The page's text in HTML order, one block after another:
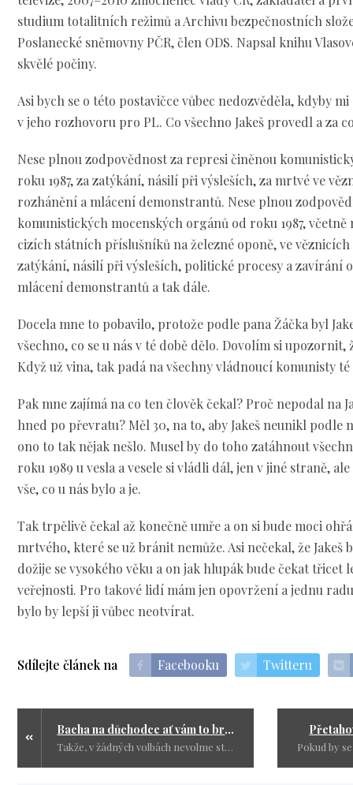
studium totalitních režimů a Archivu bezpečnostních
Poslanecké sněmovny PČR, člen ODS. Napsal knihu
skvělé počiny.
Asi bych se o této postavičce vůbec nedozvěděla, kdyby
v jeho rozhovoru pro PL. Co všechno Jakeš provedl a za
Nese plnou zodpovědnost za represi činěnou
roku 1987, za zatýkání, násilí při výsleších, za mrtvé ve
rozhánění a mlácení demonstrantů. Nese plnou
komunistických mocenských orgánů od roku 1987, včetně
cizích státních příslušníků na železné oponě, ve
zatýkání, násilí při výsleších, politické procesy a zavírání
mlácení demonstrantů a tak dále.
Docela mne to pobavilo, protože podle pana Žáčka byl
všechno, co se u nás v té době dělo. Dovolím si
Když už vina, tak padá na všechny vládnoucí komunisty té
Pak mne zajímá na co ten člověk čekal? Proč nepodal na
hned po převratu? Měl 30, na to, aby Jakeš neunikl podle
ono to tak nějak nešlo. Musel by do toho zatáhnout
roku 1989 u vesla a vesele si vládli dál, jen v jiné straně,
vše, co u nás bylo a je.
Tak trpělivě čekal až konečně umře a on si bude moci
mrtvého, které se už bránit nemůže. Asi nečekal, že
dožije se vysokého věku a on jak hlupák bude čekat třicet
veřejnosti. Pro takové lidí mám jen opovržení a jednu
bylo by lepší ji vůbec neotvírat.
Sdílejte článek na Facebooku Twitteru
Bacha na důchodce ať vám to brzo nevytmaví
Takže, v žádných volbách nevolme stranu, která se 25 let ve vládách podílela na devastaci naší vlasti. ODS, ČSSD, KDU-ČSL, TOP O9. Chceme-li konečně pozitivní změnu, nesmíme už v žádných volbách volit nikoho z těchto „expertů“ a stran!